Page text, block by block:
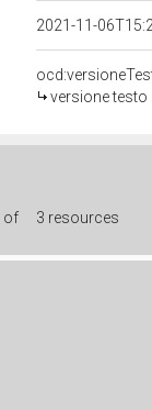
2021-11-
versione testo
of 3 resources